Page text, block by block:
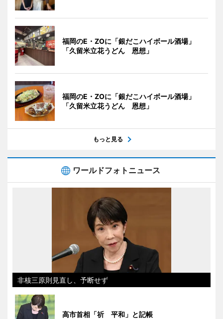
福岡のE・ZOに「銀だこハイボール酒場」
「久留米立花うどん 恩想」
福岡のE・ZOに「銀だこハイボール酒場」
「久留米立花うどん 恩想」
もっと見る
ワールドフォトニュース
非核三原則見直し、予断せず
高市首相「祈 平和」と記帳